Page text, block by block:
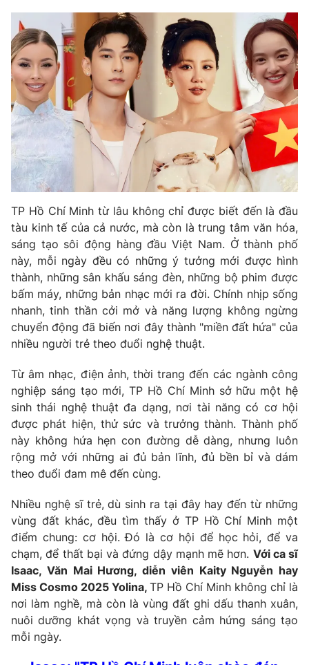
Câu chuyện quốc tế
Thị trường
Góc doanh nghiệp
Dữ liệu và đời sống
Truyền hình
Phim VTV
Hậu trường
Nhân vật
Khán giả
Giải sao mai
Giải trí
Điện ảnh
Âm nhạc
Sao
Đời sống
Du lịch
Làm đẹp
Chất lượng cuộc sống
Giáo dục
Tuyển sinh
Học trực tuyến
Công nghệ
Hitech Công nghệ tương lai
Sản phẩm
Thị trường
Tư vấn
Giao lưu trực tuyến
Lịch phát sóng
Chuyên mục khác
Emagazine Podcast
Photo Infographic
Video Shorts video
VTV Sức khoẻ Bất động sản
Thị trường 24h Tấm lòng Việt
VTV4 Vươn mình bằng AI
TP Hồ Chí Minh từ lâu không chỉ được biết đến là đầu
tàu kinh tế của cả nước, mà còn là trung tâm văn hóa,
sáng tạo sôi động hàng đầu Việt Nam. Ở thành phố
này, mỗi ngày đều có những ý tưởng mới được hình
thành, những sân khấu sáng đèn, những bộ phim được
bấm máy, những bản nhạc mới ra đời. Chính nhịp sống
nhanh, tinh thần cởi mở và năng lượng không ngừng
chuyển động đã biến nơi đây thành "miền đất hứa" của
nhiều người trẻ theo đuổi nghệ thuật.
Từ âm nhạc, điện ảnh, thời trang đến các ngành công
nghiệp sáng tạo mới, TP Hồ Chí Minh sở hữu một hệ
sinh thái nghệ thuật đa dạng, nơi tài năng có cơ hội
được phát hiện, thử sức và trưởng thành. Thành phố
này không hứa hẹn con đường dễ dàng, nhưng luôn
rộng mở với những ai đủ bản lĩnh, đủ bền bỉ và dám
theo đuổi đam mê đến cùng.
Nhiều nghệ sĩ trẻ, dù sinh ra tại đây hay đến từ những
vùng đất khác, đều tìm thấy ở TP Hồ Chí Minh một
điểm chung: cơ hội. Đó là cơ hội để học hỏi, để va
chạm, để thất bại và đứng dậy mạnh mẽ hơn. Với ca sĩ
Isaac, Văn Mai Hương, diễn viên Kaity Nguyễn hay
Miss Cosmo 2025 Yolina, TP Hồ Chí Minh không chỉ là
nơi làm nghề, mà còn là vùng đất ghi dấu thanh xuân,
nuôi dưỡng khát vọng và truyền cảm hứng sáng tạo
mỗi ngày.